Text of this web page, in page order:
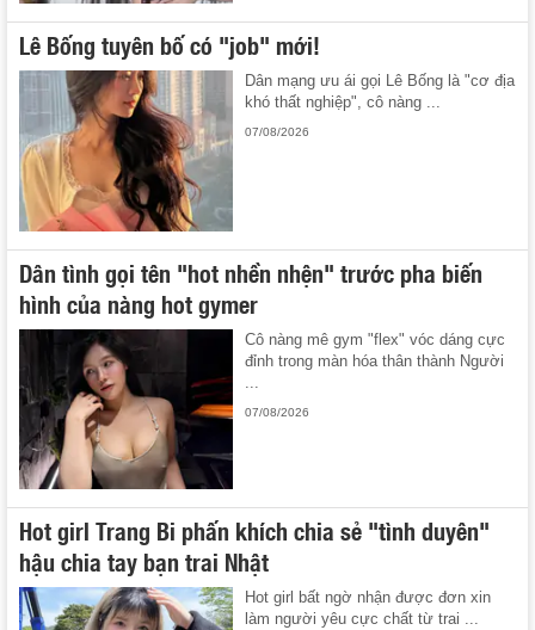
Lê Bống tuyên bố có "job" mới!
Dân mạng ưu ái gọi Lê Bống là "cơ địa
khó thất nghiệp", cô nàng ...
07/08/2026
Dân tình gọi tên "hot nhền nhện" trước pha biến
hình của nàng hot gymer
Cô nàng mê gym "flex" vóc dáng cực
đỉnh trong màn hóa thân thành Người
07/08/2026
Hot girl Trang Bi phấn khích chia sẻ "tình duyên"
hậu chia tay bạn trai Nhật
Hot girl bất ngờ nhận được đơn xin
làm người yêu cực chất từ trai ...